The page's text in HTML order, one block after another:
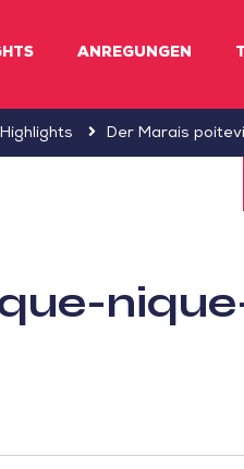
ANREGUNGEN
Highlights Der Marais